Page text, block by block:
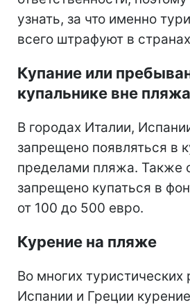
узнать, за что именно
всего штрафуют в
Купание или
купальнике вне пляжа
В городах Италии,
запрещено появляться в
пределами пляжа. Также
запрещено купаться в
от 100 до 500 евро.
Курение на пляже
Во многих туристических
Испании и Греции